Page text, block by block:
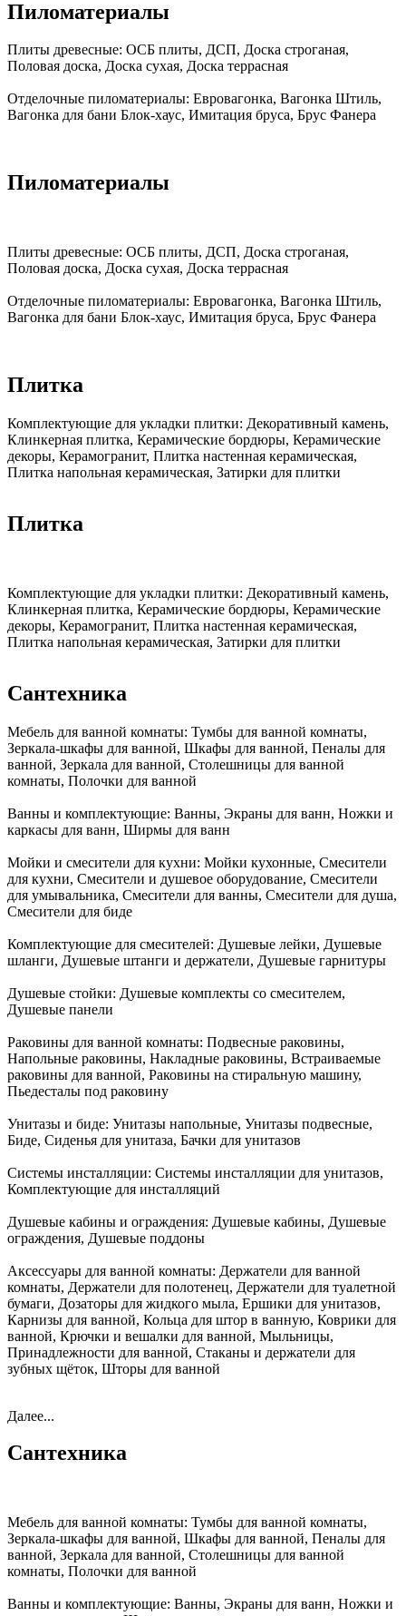
Пиломатериалы
Плиты древесные: ОСБ плиты, ДСП, Доска строганая,
Половая доска, Доска сухая, Доска террасная
Отделочные пиломатериалы: Евровагонка, Вагонка Штиль,
Вагонка для бани Блок-хаус, Имитация бруса, Брус Фанера
Пиломатериалы
Плиты древесные: ОСБ плиты, ДСП, Доска строганая,
Половая доска, Доска сухая, Доска террасная
Отделочные пиломатериалы: Евровагонка, Вагонка Штиль,
Вагонка для бани Блок-хаус, Имитация бруса, Брус Фанера
Плитка
Комплектующие для укладки плитки: Декоративный камень,
Клинкерная плитка, Керамические бордюры, Керамические
декоры, Керамогранит, Плитка настенная керамическая,
Плитка напольная керамическая, Затирки для плитки
Плитка
Комплектующие для укладки плитки: Декоративный камень,
Клинкерная плитка, Керамические бордюры, Керамические
декоры, Керамогранит, Плитка настенная керамическая,
Плитка напольная керамическая, Затирки для плитки
Сантехника
Мебель для ванной комнаты: Тумбы для ванной комнаты,
Зеркала-шкафы для ванной, Шкафы для ванной, Пеналы для
ванной, Зеркала для ванной, Столешницы для ванной
комнаты, Полочки для ванной
Ванны и комплектующие: Ванны, Экраны для ванн, Ножки и
каркасы для ванн, Ширмы для ванн
Мойки и смесители для кухни: Мойки кухонные, Смесители
для кухни, Смесители и душевое оборудование, Смесители
для умывальника, Смесители для ванны, Смесители для душа,
Смесители для биде
Комплектующие для смесителей: Душевые лейки, Душевые
шланги, Душевые штанги и держатели, Душевые гарнитуры
Душевые стойки: Душевые комплекты со смесителем,
Душевые панели
Раковины для ванной комнаты: Подвесные раковины,
Напольные раковины, Накладные раковины, Встраиваемые
раковины для ванной, Раковины на стиральную машину,
Пьедесталы под раковину
Унитазы и биде: Унитазы напольные, Унитазы подвесные,
Биде, Сиденья для унитаза, Бачки для унитазов
Системы инсталляции: Системы инсталляции для унитазов,
Комплектующие для инсталляций
Душевые кабины и ограждения: Душевые кабины, Душевые
ограждения, Душевые поддоны
Аксессуары для ванной комнаты: Держатели для ванной
комнаты, Держатели для полотенец, Держатели для туалетной
бумаги, Дозаторы для жидкого мыла, Ершики для унитазов,
Карнизы для ванной, Кольца для штор в ванную, Коврики для
ванной, Крючки и вешалки для ванной, Мыльницы,
Принадлежности для ванной, Стаканы и держатели для
зубных щёток, Шторы для ванной
Далее...
Сантехника
Мебель для ванной комнаты: Тумбы для ванной комнаты,
Зеркала-шкафы для ванной, Шкафы для ванной, Пеналы для
ванной, Зеркала для ванной, Столешницы для ванной
комнаты, Полочки для ванной
Ванны и комплектующие: Ванны, Экраны для ванн, Ножки и